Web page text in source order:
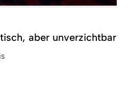
aber unverzichtbar